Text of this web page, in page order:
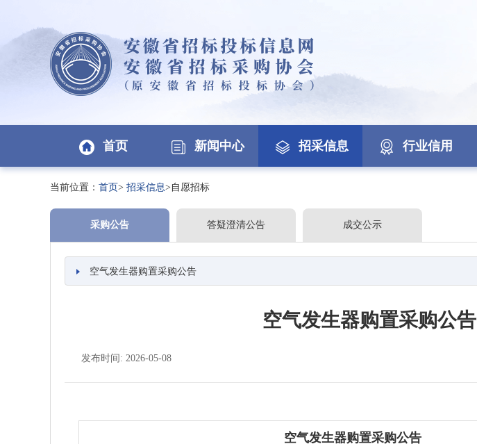
首页 新闻中心 招采信息 行业信用
当前位置： 首页> 招采信息>自愿招标
采购公告 答疑澄清公告 成交公示
空气发生器购置采购公告
空气发生器购置采购公告
发布时间: 2026-05-08
空气发生器购置采购公告